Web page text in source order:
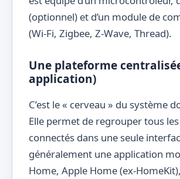
(optionnel) et d’un module de
(Wi-Fi, Zigbee, Z-Wave, Thread).
Une plateforme
application)
C’est le « cerveau » du système
Elle permet de regrouper tous
connectés dans une seule
généralement une application
Home, Apple Home (ex-